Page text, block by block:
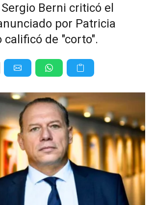
Berni criticó el
por Patricia
calificó de "corto".